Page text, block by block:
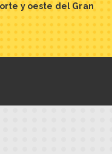
y oeste del Gran